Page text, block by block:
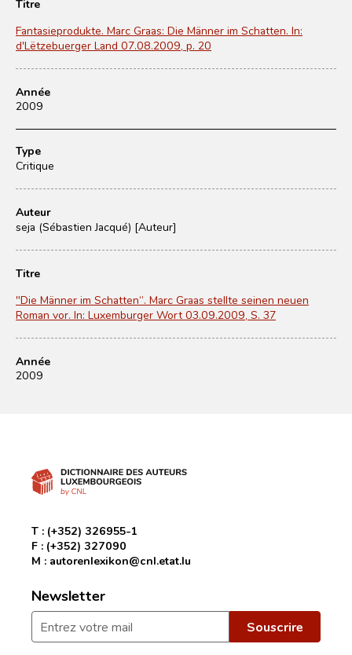
Titre
Fantasieprodukte. Marc Graas: Die Männer im Schatten. In:
d'Lëtzebuerger Land 07.08.2009, p. 20
Année
2009
Type
Critique
Auteur
seja (Sébastien Jacqué) [Auteur]
Titre
"Die Männer im Schatten“. Marc Graas stellte seinen neuen
Roman vor. In: Luxemburger Wort 03.09.2009, S. 37
Année
2009
T : (+352) 326955-1
F : (+352) 327090
M : autorenlexikon@cnl.etat.lu
Newsletter